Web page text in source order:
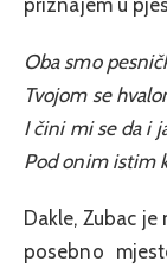
Oba smo
Tvojom se
I čini mi se da i
Pod onim istim
Dakle, Zubac
posebno